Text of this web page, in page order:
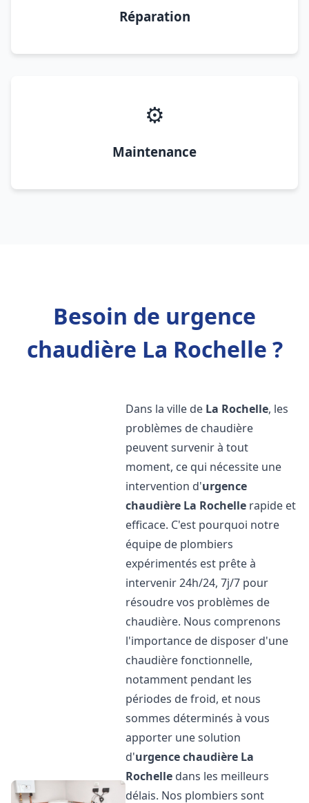
Réparation
⚙️
Maintenance
Besoin de urgence
chaudière La Rochelle ?
Dans la ville de La Rochelle, les
problèmes de chaudière
peuvent survenir à tout
moment, ce qui nécessite une
intervention d'urgence
chaudière La Rochelle rapide et
efficace. C'est pourquoi notre
équipe de plombiers
expérimentés est prête à
intervenir 24h/24, 7j/7 pour
résoudre vos problèmes de
chaudière. Nous comprenons
l'importance de disposer d'une
chaudière fonctionnelle,
notamment pendant les
périodes de froid, et nous
sommes déterminés à vous
apporter une solution
d'urgence chaudière La
Rochelle dans les meilleurs
délais. Nos plombiers sont